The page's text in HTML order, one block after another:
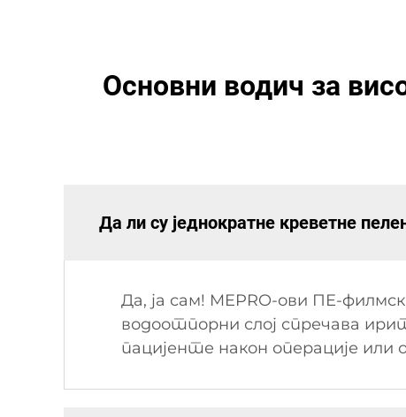
Основни водич за
Да ли су једнократне креветне
Да, ја сам! MEPRO-ови ПЕ-
водоотпорни слој спречава
пацијенте након операције